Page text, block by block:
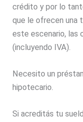
crédito y por lo
que le ofrecen una
este escenario, las
(incluyendo IVA).
Necesito un
hipotecario.
Si acreditás tu